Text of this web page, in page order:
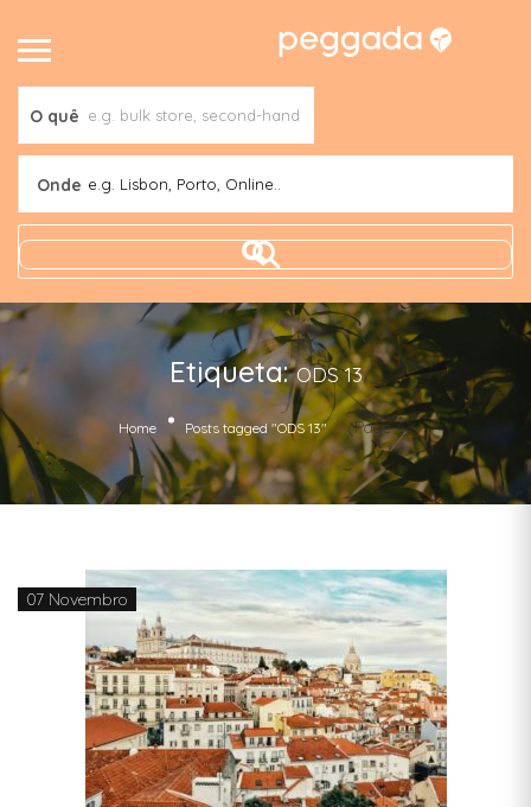
O quê
Onde e.g. Lisbon, Porto, Online..
Etiqueta:ODS 13
Home Posts tagged "ODS 13" (Page 6)
07 Novembro